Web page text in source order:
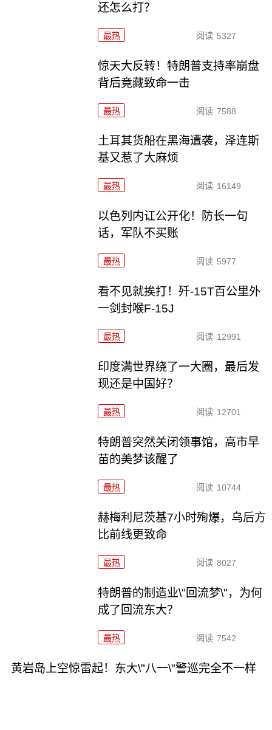
还怎么打？
最热 阅读 5327
惊天大反转！特朗普支持率崩盘
背后竟藏致命一击
最热 阅读 7588
土耳其货船在黑海遭袭，泽连斯
基又惹了大麻烦
最热 阅读 16149
以色列内讧公开化！防长一句
话，军队不买账
最热 阅读 5977
看不见就挨打！歼-15T百公里外
一剑封喉F-15J
最热 阅读 12991
印度满世界绕了一大圈，最后发
现还是中国好？
最热 阅读 12701
特朗普突然关闭领事馆，高市早
苗的美梦该醒了
最热 阅读 10744
赫梅利尼茨基7小时殉爆，乌后方
比前线更致命
最热 阅读 8027
特朗普的制造业\"回流梦\"，为何
成了回流东大？
最热 阅读 7542
黄岩岛上空惊雷起！东大\"八一\"警巡完全不一样